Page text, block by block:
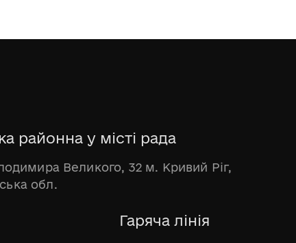
районна у місті рада
Великого, 32 м. Кривий Ріг,
обл.
Гаряча лінія